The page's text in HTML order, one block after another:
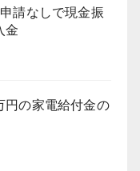
請なしで現金振
金
円の家電給付金の